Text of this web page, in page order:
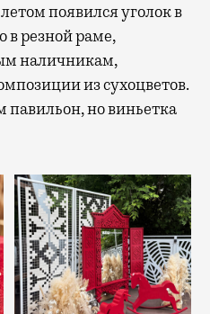
появился уголок в
в резной раме,
наличникам,
из сухоцветов.
павильон, но виньетка